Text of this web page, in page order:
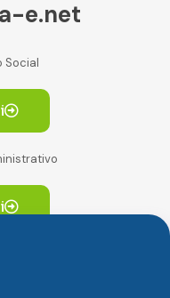
e.net
Social
(Edifício Paulista) -
São Paulo/SP